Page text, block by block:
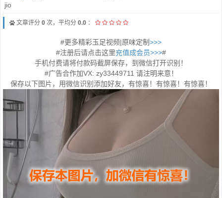
文章评分 0 次，平均分 0.0 ：
#更多精彩玉足视频|原味定制>>>
#注册后请点击这里充值成会员>>>#
手机付费请将付款码截屏保存，到微信打开识别！
#广告合作加VX: zy33449711 请注明来意！
保存以下图片，用微信识别添加好友，有惊喜！有惊喜！有惊喜！